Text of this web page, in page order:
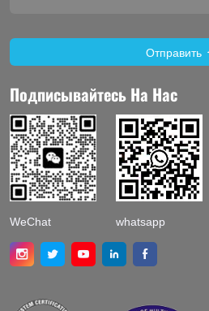
Отправить
Подписывайтесь На Нас
WeChat whatsapp